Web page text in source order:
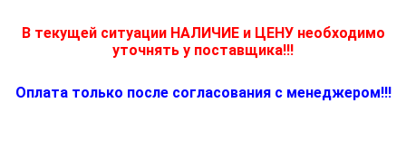
В текущей ситуации НАЛИЧИЕ и ЦЕНУ необходимо
уточнять у поставщика!!!
Оплата только после согласования с менеджером!!!